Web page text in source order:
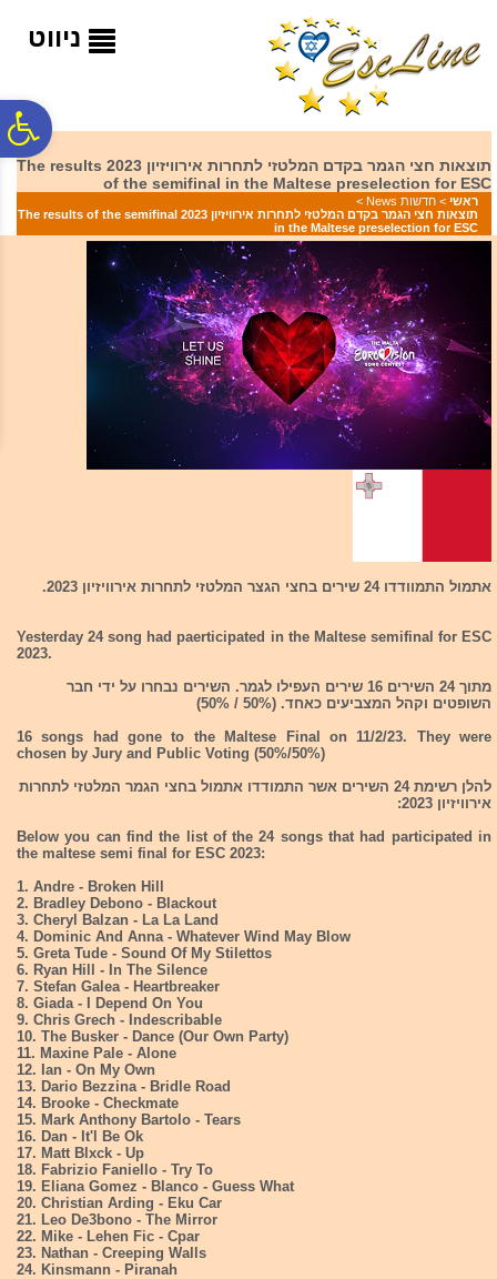
המרכזי
ניווט
תוצאות חצי הגמר בקדם המלטזי לתחרות אירוויזיון 2023 The results
of the semifinal in the Maltese preselection for ESC
ראשי > חדשות News
>
תוצאות חצי הגמר בקדם המלטזי לתחרות אירוויזיון 2023 The results of the semifinal
in the Maltese preselection for ESC
אתמול התמוודדו 24 שירים בחצי הגצר המלטזי לתחרות אירוויזיון 2023.
Yesterday 24 song had paerticipated in the Maltese semifinal for ESC
2023.
מתוך 24 השירים 16 שירים העפילו לגמר. השירים נבחרו על ידי חבר
השופטים וקהל המצביעים כאחד. (50% / 50%)
16 songs had gone to the Maltese Final on 11/2/23. They were
chosen by Jury and Public Voting (50%/50%)
להלן רשימת 24 השירים אשר התמודדו אתמול בחצי הגמר המלטזי לתחרות
אירוויזיון 2023:
Below you can find the list of the 24 songs that had participated in
the maltese semi final for ESC 2023:
1. Andre - Broken Hill
2. Bradley Debono - Blackout
3. Cheryl Balzan - La La Land
4. Dominic And Anna - Whatever Wind May Blow
5. Greta Tude - Sound Of My Stilettos
6. Ryan Hill - In The Silence
7. Stefan Galea - Heartbreaker
8. Giada - I Depend On You
9. Chris Grech - Indescribable
10. The Busker - Dance (Our Own Party)
11. Maxine Pale - Alone
12. Ian - On My Own
13. Dario Bezzina - Bridle Road
14. Brooke - Checkmate
15. Mark Anthony Bartolo - Tears
16. Dan - It'l Be Ok
17. Matt Blxck - Up
18. Fabrizio Faniello - Try To
19. Eliana Gomez - Blanco - Guess What
20. Christian Arding - Eku Car
21. Leo De3bono - The Mirror
22. Mike - Lehen Fic - Cpar
23. Nathan - Creeping Walls
24. Kinsmann - Piranah